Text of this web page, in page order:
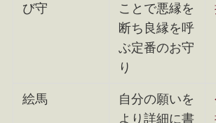
び守
ことで悪縁を
断ち良縁を呼
ぶ定番のお守
り
絵馬
自分の願いを
より詳細に書